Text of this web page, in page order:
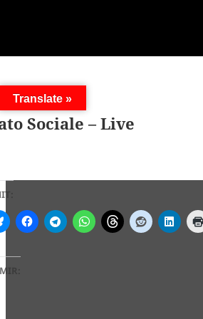
Sociale – Live
Translate »